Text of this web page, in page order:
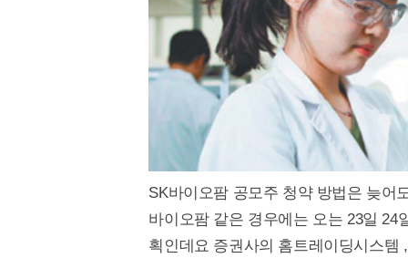
SK바이오팜 공모주 청약 방법은 늦어
바이오팜 같은 경우에는 오는 23일 24
획인데요 증권사의 홈트레이딩시스템